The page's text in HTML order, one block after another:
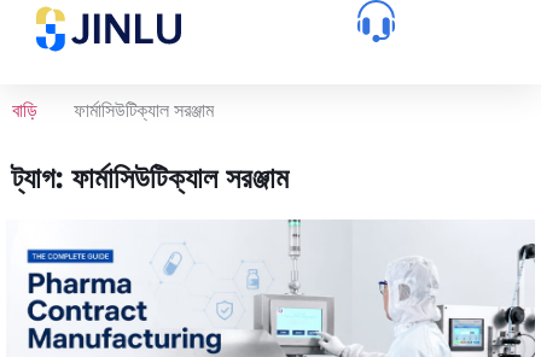
বাড়ি ফার্মাসিউটিক্যাল সরঞ্জাম
ট্যাগ: ফার্মাসিউটিক্যাল সরঞ্জাম